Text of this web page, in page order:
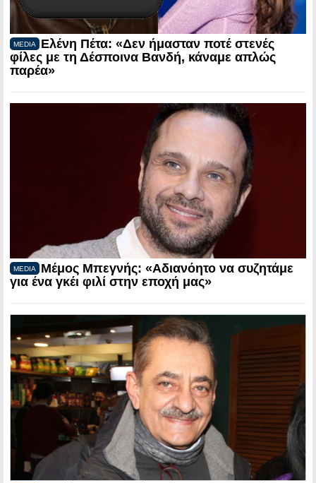
MEDIA
Ελένη Πέτα: «Δεν ήμασταν ποτέ στενές
φίλες με τη Δέσποινα Βανδή, κάναμε απλώς
παρέα»
MEDIA
Μέμος Μπεγνής: «Αδιανόητο να συζητάμε
για ένα γκέι φιλί στην εποχή μας»